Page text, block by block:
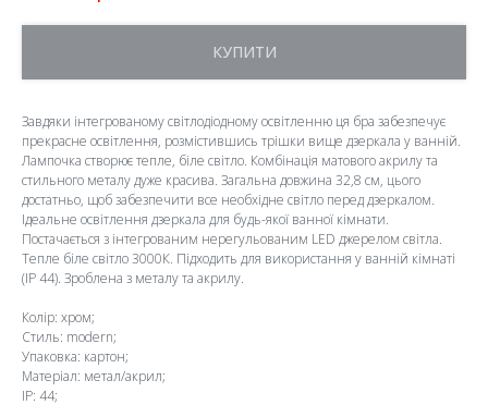
КУПИТИ
Завдяки інтегрованому світлодіодному освітленню ця бра забезпечує
прекрасне освітлення, розмістившись трішки вище дзеркала у ванній.
Лампочка створює тепле, біле світло. Комбінація матового акрилу та
стильного металу дуже красива. Загальна довжина 32,8 см, цього
достатньо, щоб забезпечити все необхідне світло перед дзеркалом.
Ідеальне освітлення дзеркала для будь-якої ванної кімнати.
Постачається з інтегрованим нерегульованим LED джерелом світла.
Тепле біле світло 3000К. Підходить для використання у ванній кімнаті
(IP 44). Зроблена з металу та акрилу.
Колір: хром;
Стиль: modern;
Упаковка: картон;
Матеріал: метал/акрил;
IP: 44;